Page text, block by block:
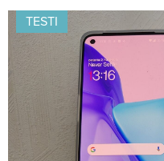
AUTOT▼
UUTISET
JULKISTUKSET
AJETUT
KOMMENTTI
KILPAILUT
TESTI